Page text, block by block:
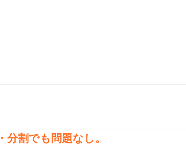
割でも問題なし。